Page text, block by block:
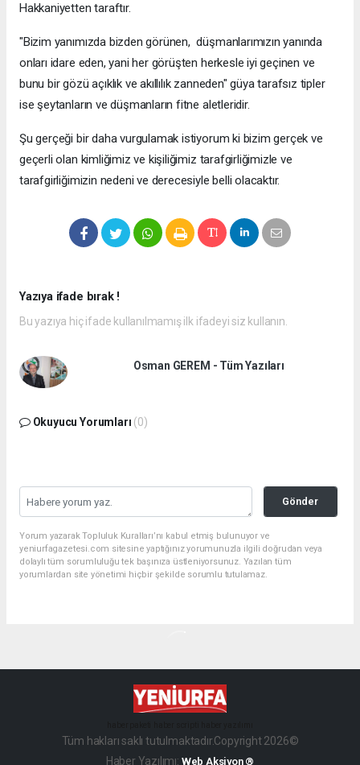
Hakkaniyetten taraftır.
"Bizim yanımızda bizden görünen, düşmanlarımızın yanında
onları idare eden, yani her görüşten herkesle iyi geçinen ve
bunu bir gözü açıklık ve akıllılık zanneden" güya tarafsız tipler
ise şeytanların ve düşmanların fitne aletleridir.
Şu gerçeği bir daha vurgulamak istiyorum ki bizim gerçek ve
geçerli olan kimliğimiz ve kişiliğimiz tarafgirliğimizle ve
tarafgirliğimizin nedeni ve derecesiyle belli olacaktır.
Yazıya ifade bırak !
Bu yazıya hiç ifade kullanılmamış ilk ifadeyi siz kullanın.
Osman GEREM - Tüm Yazıları
Okuyucu Yorumları (0)
Gönder
Yorum yazarak Topluluk Kuralları’nı kabul etmiş bulunuyor ve
yeniurfagazetesi.com sitesine yaptığınız yorumunuzla ilgili doğrudan veya
dolaylı tüm sorumluluğu tek başınıza üstleniyorsunuz. Yazılan tüm
yorumlardan site yönetimi hiçbir şekilde sorumlu tutulamaz.
Tüm hakları saklı tutulmaktadır.Copyright 2026©
Haber Yazılımı: Web Aksiyon ®